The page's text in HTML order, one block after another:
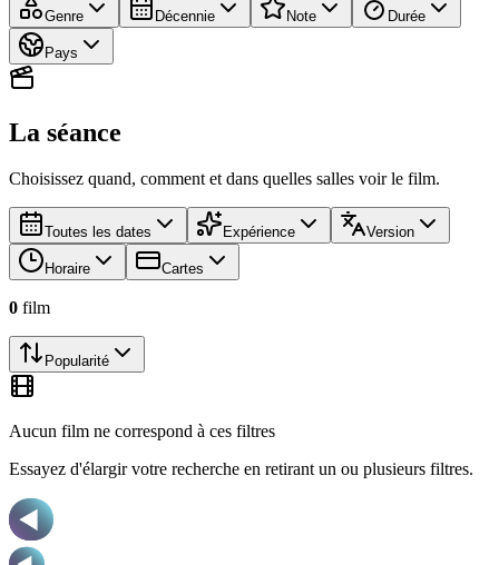
Genre Décennie Note Durée
Pays
La séance
Choisissez quand, comment et dans quelles salles voir le film.
Toutes les dates Expérience Version
Horaire Cartes
0 film
Popularité
Aucun film ne correspond à ces filtres
Essayez d'élargir votre recherche en retirant un ou plusieurs filtres.